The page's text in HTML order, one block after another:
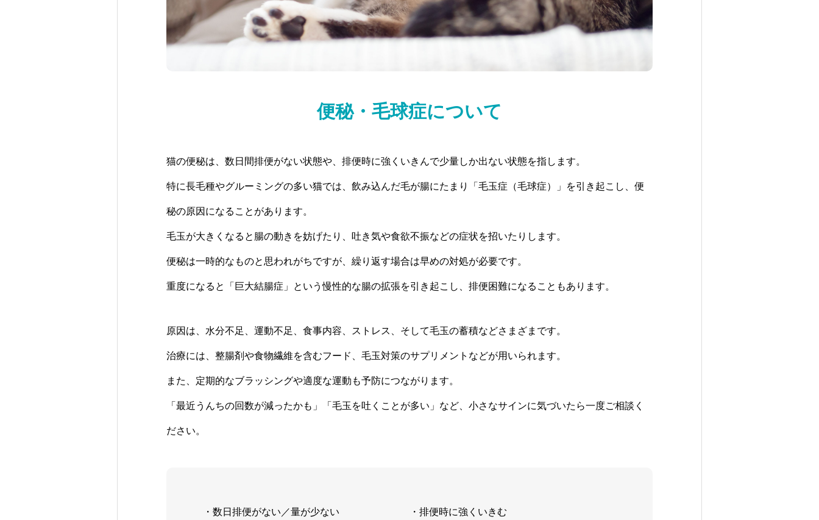
便秘・毛球症について
猫の便秘は、数日間排便がない状態や、排便時に強くいきんで少量しか出ない状態を指します。
特に長毛種やグルーミングの多い猫では、飲み込んだ毛が腸にたまり「毛玉症（毛球症）」を引き起こし、便
秘の原因になることがあります。
毛玉が大きくなると腸の動きを妨げたり、吐き気や食欲不振などの症状を招いたりします。
便秘は一時的なものと思われがちですが、繰り返す場合は早めの対処が必要です。
重度になると「巨大結腸症」という慢性的な腸の拡張を引き起こし、排便困難になることもあります。
原因は、水分不足、運動不足、食事内容、ストレス、そして毛玉の蓄積などさまざまです。
治療には、整腸剤や食物繊維を含むフード、毛玉対策のサプリメントなどが用いられます。
また、定期的なブラッシングや適度な運動も予防につながります。
「最近うんちの回数が減ったかも」「毛玉を吐くことが多い」など、小さなサインに気づいたら一度ご相談く
ださい。
・数日排便がない／量が少ない ・排便時に強くいきむ